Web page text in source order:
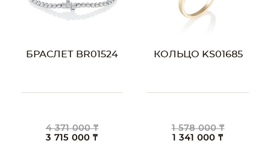
БРАСЛЕТ BR01524
4 371 000 ₸
3 715 000 ₸
КОЛЬЦО KS01685
1 578 000 ₸
1 341 000 ₸